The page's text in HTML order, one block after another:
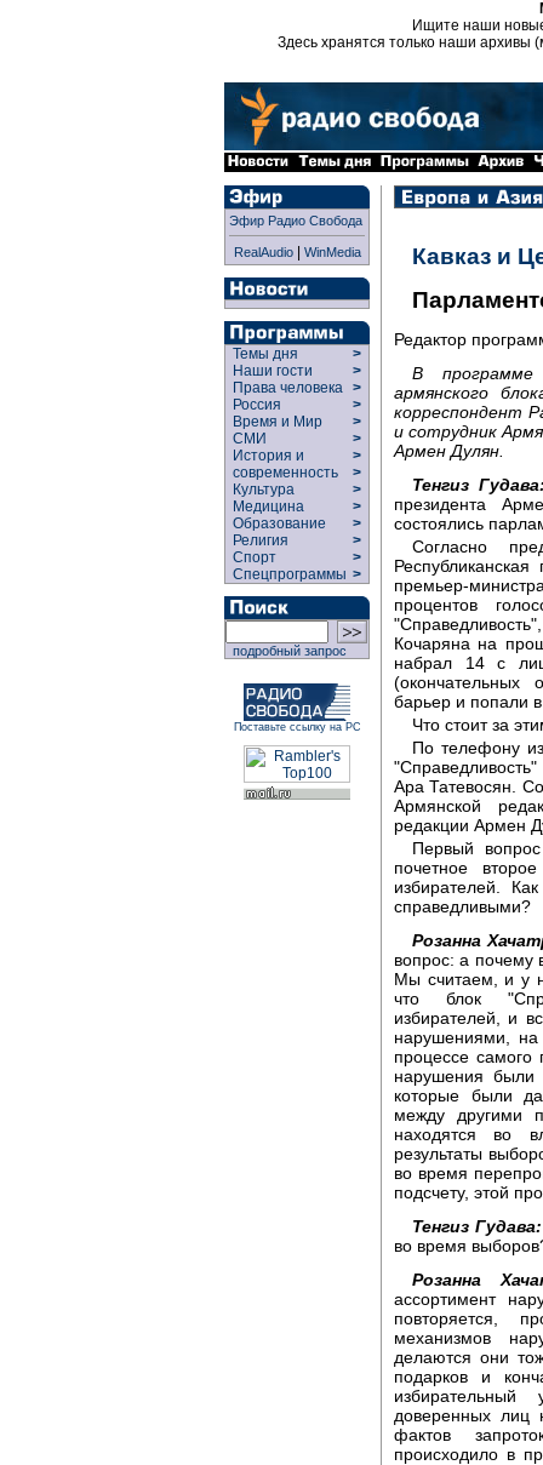
Ищите наши
Здесь хранятся только наши архивы
Эфир Радио Свобода
RealAudio| WinMedia
Темы дня
>
Наши гости
>
Права человека >
Россия
>
Время и Мир
>
СМИ
>
История и
современность
>
>
Культура
>
Медицина
>
Образование
>
Религия
>
Спорт
>
Спецпрограммы >
подробный запрос
Поставьте ссылку на РС
Кавказ и
Редактор
В программе
армянского
корреспондент
и сотрудник
Армен Дулян.
Тенгиз
президента
состоялись
Согласно
премьер-
процентов
Кочаряна на
набрал 14 с
барьер и попали
Что стоит за
По телефону
Ара Татевосян.
Армянской
редакции Армен
Первый
почетное
избирателей.
справедливыми?
Розанна
вопрос: а почему
Мы считаем, и у
что блок
избирателей, и
нарушениями, на
процессе
нарушения были
которые были
между другими
находятся во
результаты
во время
подсчету, этой
Тенгиз Гудава:
во время
Розанна
ассортимент
повторяется,
механизмов
делаются они
подарков и
избирательный
доверенных лиц
фактов
происходило в